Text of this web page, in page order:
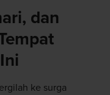
dan
ke surga